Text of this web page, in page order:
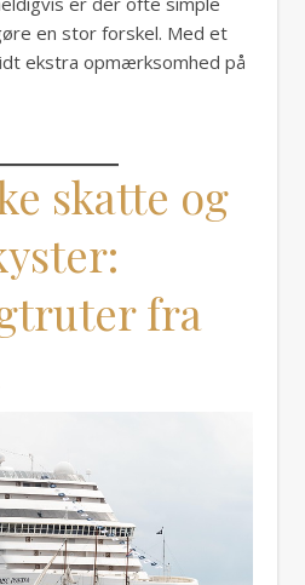
en stor forskel. Med et
ekstra opmærksomhed på
skatte og
fra